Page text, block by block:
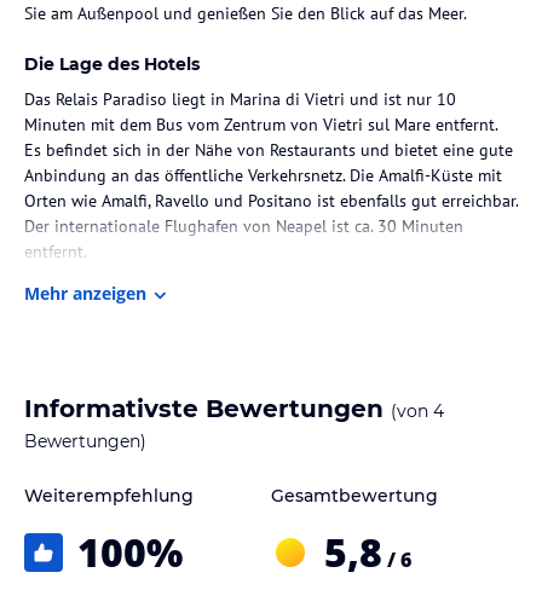
Sie am Außenpool und genießen Sie den Blick auf das Meer.
Die Lage des Hotels
Das Relais Paradiso liegt in Marina di Vietri und ist nur 10
Minuten mit dem Bus vom Zentrum von Vietri sul Mare entfernt.
Es befindet sich in der Nähe von Restaurants und bietet eine gute
Anbindung an das öffentliche Verkehrsnetz. Die Amalfi-Küste mit
Orten wie Amalfi, Ravello und Positano ist ebenfalls gut erreichbar.
Der internationale Flughafen von Neapel ist ca. 30 Minuten
entfernt.
Zimmer / Unterbringung im Hotel
eine Minibar und eine Klimaanlage. Jedes Zimmer hat zudem eine
private Terrasse mit herrlichem Meerblick. Wellnessanwendungen
Das Hotel bietet verschiedene gastronomische Einrichtungen,
darunter ein Nichtraucherrestaurant mit Klimaanlage und eine Bar.
Mehr anzeigen
Informativste Bewertungen (von 4
Bewertungen)
Weiterempfehlung
100%
Gesamtbewertung
5,8 / 6